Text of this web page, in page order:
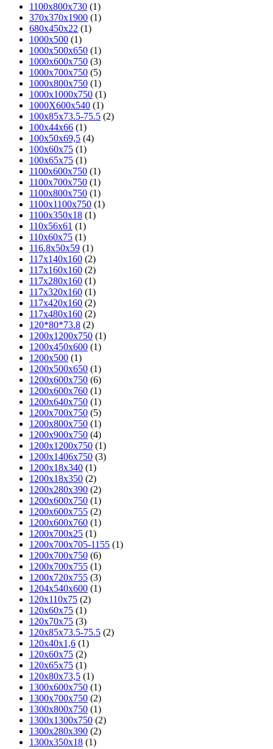
1100х800х730 (1)
370х370х1900 (1)
680х450х22 (1)
1000x500 (1)
1000x500x650 (1)
1000x600x750 (3)
1000x700x750 (5)
1000x800x750 (1)
1000х1000х750 (1)
1000Х600х540 (1)
100x85x73.5-75.5 (2)
100х44х66 (1)
100х50х69,5 (4)
100х60х75 (1)
100х65х75 (1)
1100x600x750 (1)
1100x700x750 (1)
1100x800x750 (1)
1100х1100х750 (1)
1100х350х18 (1)
110x56x61 (1)
110х60х75 (1)
116.8x50x59 (1)
117х140х160 (2)
117х160х160 (2)
117х280х160 (1)
117х320х160 (1)
117х420х160 (2)
117х480х160 (2)
120*80*73.8 (2)
1200x1200x750 (1)
1200x450x600 (1)
1200x500 (1)
1200x500x650 (1)
1200x600x750 (6)
1200x600x760 (1)
1200x640x750 (1)
1200x700x750 (5)
1200x800x750 (1)
1200x900x750 (4)
1200х1200х750 (1)
1200х1406х750 (3)
1200х18х340 (1)
1200х18х350 (2)
1200х280х390 (2)
1200х600х750 (1)
1200х600х755 (2)
1200х600х760 (1)
1200х700х25 (1)
1200х700х705-1155 (1)
1200х700х750 (6)
1200х700х755 (1)
1200х720х755 (3)
1204x540x600 (1)
120x110x75 (2)
120x60x75 (1)
120x70x75 (3)
120x85x73.5-75.5 (2)
120х40х1,6 (1)
120х60х75 (2)
120х65х75 (1)
120х80х73,5 (1)
1300x600x750 (1)
1300x700x750 (2)
1300x800x750 (1)
1300х1300х750 (2)
1300х280х390 (2)
1300х350х18 (1)